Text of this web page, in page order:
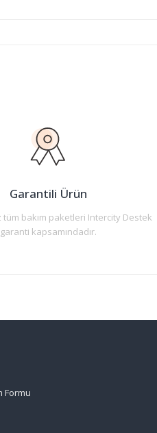
Garantili Ürün
tüm bakım paketleri Intercity Destek
garanti kapsamındadır.
Formu